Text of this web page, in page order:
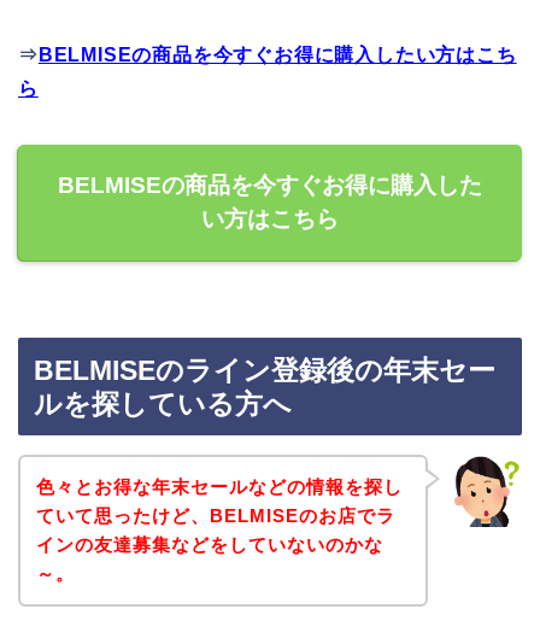
⇒ BELMISEの商品を今すぐお得に購入したい方はこち
ら
BELMISEの商品を今すぐお得に購入した
い方はこちら
BELMISEのライン登録後の年末セー
ルを探している方へ
色々とお得な年末セールなどの情報を探し
ていて思ったけど、BELMISEのお店でラ
インの友達募集などをしていないのかな
～。